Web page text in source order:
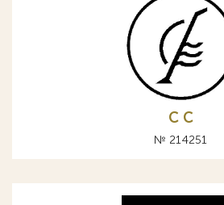
С C
№ 214251